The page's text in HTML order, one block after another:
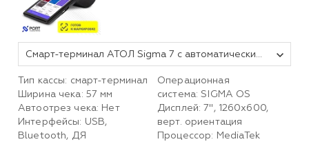
Смарт-терминал АТОЛ Sigma 7 с автоматическим тарифом SIGMA и ИТС (без ФН, 5.0)
Тип кассы: смарт-терминал
Ширина чека: 57 мм
Автоотрез чека: Нет
Интерфейсы: USB,
Bluetooth, ДЯ
Операционная
система: SIGMA OS
Дисплей: 7", 1260х600,
верт. ориентация
Процессор: MediaTek